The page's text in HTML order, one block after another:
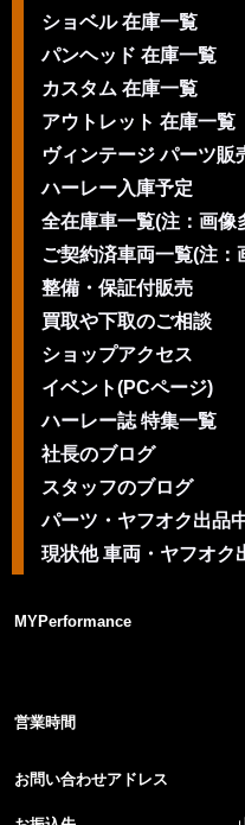
ショベル 在庫一覧
パンヘッド 在庫一覧
カスタム 在庫一覧
アウトレット 在庫一覧
ヴィンテージ パーツ販
ハーレー入庫予定
全在庫車一覧(注：画像
ご契約済車両一覧(注：
整備・保証付販売
買取や下取のご相談
ショップアクセス
イベント(PCページ)
ハーレー誌 特集一覧
社長のブログ
スタッフのブログ
パーツ・ヤフオク出品
現状他 車両・ヤフオク
MYPerformance
営業時間
お問い合わせアドレス